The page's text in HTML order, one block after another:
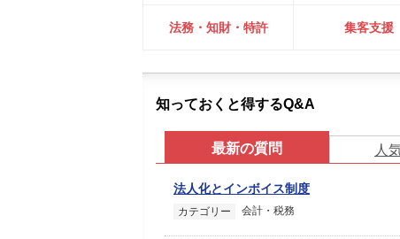
法務・知財・特許 集客支援
知っておくと得するQ&A
最新の質問 人
法人化とインボイス制度
カテゴリー 会計・税務